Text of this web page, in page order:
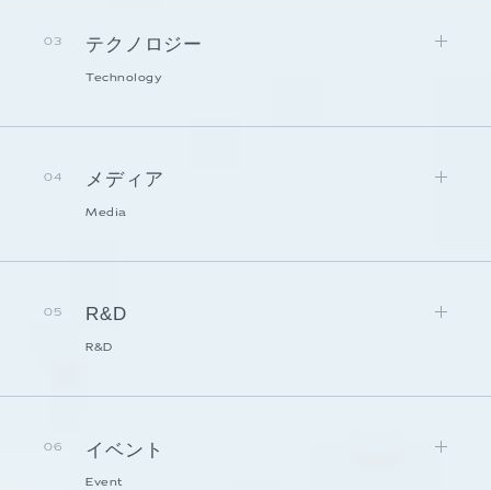
03 テクノロジー
Technology
04 メディア
Media
05 R&D
R&D
06 イベント
Event